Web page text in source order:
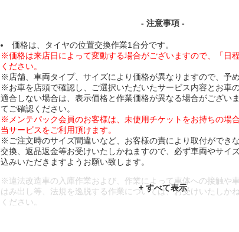
- 注意事項 -
価格は、タイヤの位置交換作業1台分です。
※価格は来店日によって変動する場合がございますので、「日
ください。
※店舗、車両タイプ、サイズにより価格が異なりますので、予
※お車を店頭で確認し、ご選択いただいたサービス内容とお車
適合しない場合は、表示価格と作業価格が異なる場合がござい
てご確認ください。
※メンテパック会員のお客様は、未使用チケットをお持ちの場
当サービスをご利用頂けます。
※ご注文時のサイズ間違いなど、お客様の責により取付ができ
交換、返品返金等お受けいたしかねますので、必ず車両やサイ
込みいただきますようお願い致します。
※違法改造車の入庫作業および、作業によって車体への接触や
はみ出し等、法規を逸脱する作業については、お受けいたしか
ください。